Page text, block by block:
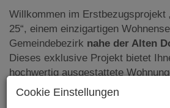
Willkommen im Erstbezugsprojekt
25“, einem einzigartigen
Gemeindebezirk nahe der Alten
Dieses exklusive Projekt bietet
hochwertig ausgestattete
lebendigen Stadtquartiers, das
Anbindung an die urbane
Cookie Einstellungen